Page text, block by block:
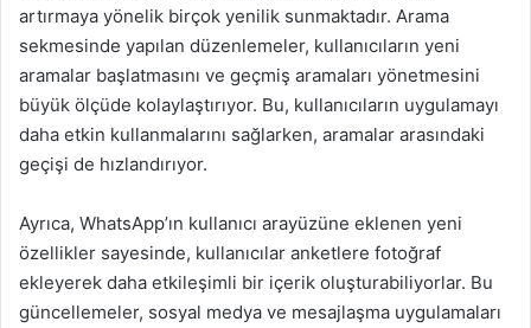
artırmaya yönelik birçok yenilik sunmaktadır. Arama
sekmesinde yapılan düzenlemeler, kullanıcıların yeni
aramalar başlatmasını ve geçmiş aramaları yönetmesini
büyük ölçüde kolaylaştırıyor. Bu, kullanıcıların uygulamayı
daha etkin kullanmalarını sağlarken, aramalar arasındaki
geçişi de hızlandırıyor.
Ayrıca, WhatsApp’ın kullanıcı arayüzüne eklenen yeni
özellikler sayesinde, kullanıcılar anketlere fotoğraf
ekleyerek daha etkileşimli bir içerik oluşturabiliyorlar. Bu
güncellemeler, sosyal medya ve mesajlaşma uygulamaları